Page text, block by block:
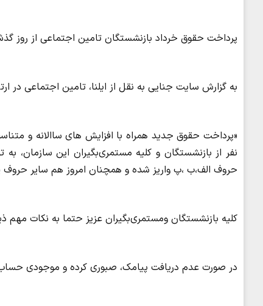
پرداخت حقوق خرداد بازنشستگان تامین اجتماعی از روز
به گزارش سایت جنایی به نقل از ایلنا، تامین اجتماعی در
نفر از بازنشستگان و کلیه مستمری‌بگیران این سازمان،
حروف الف،ب ،پ واریز شده و همچنان امروز هم سایر
کلیه بازنشستگان ومستمری‌بگیران عزیز حتما به نکات مهم
در صورت عدم دریافت پیامک، صبوری کرده و موجودی